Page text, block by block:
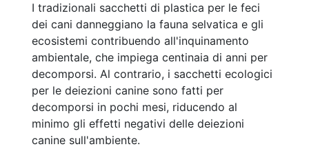
I tradizionali sacchetti di plastica per le feci
dei cani danneggiano la fauna selvatica e gli
ecosistemi contribuendo all'inquinamento
ambientale, che impiega centinaia di anni per
decomporsi. Al contrario, i sacchetti ecologici
per le deiezioni canine sono fatti per
decomporsi in pochi mesi, riducendo al
minimo gli effetti negativi delle deiezioni
canine sull'ambiente.